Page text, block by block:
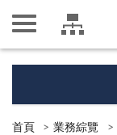
首頁 業務綜覽